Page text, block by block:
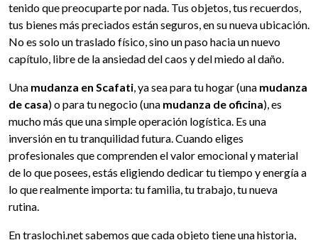
tenido que preocuparte por nada. Tus objetos, tus recuerdos,
tus bienes más preciados están seguros, en su nueva ubicación.
No es solo un traslado físico, sino un paso hacia un nuevo
capítulo, libre de la ansiedad del caos y del miedo al daño.
Una mudanza en Scafati, ya sea para tu hogar (una mudanza
de casa) o para tu negocio (una mudanza de oficina), es
mucho más que una simple operación logística. Es una
inversión en tu tranquilidad futura. Cuando eliges
profesionales que comprenden el valor emocional y material
de lo que posees, estás eligiendo dedicar tu tiempo y energía a
lo que realmente importa: tu familia, tu trabajo, tu nueva
rutina.
En traslochi.net sabemos que cada objeto tiene una historia,